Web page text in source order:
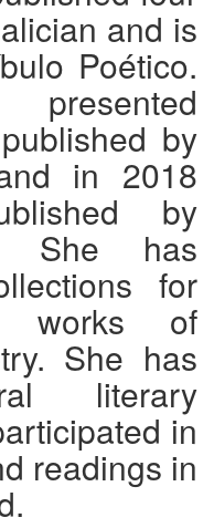
and is
Poético.
by
in 2018
by
She has
for
works of
She has
literary
in
readings in